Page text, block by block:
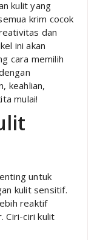
kulit yang
krim cocok
dan
ini akan
cara memilih
keahlian,
mulai!
untuk
kulit sensitif.
reaktif
Ciri-ciri kulit